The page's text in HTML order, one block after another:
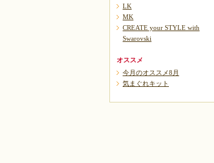
LK
MK
CREATE your STYLE with
Swarovski
オススメ
今月のオススメ8月
気まぐれキット